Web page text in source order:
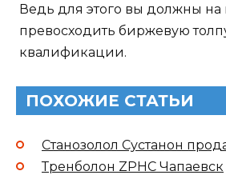
Ведь для этого вы должны на
превосходить биржевую
квалификации.
ПОХОЖИЕ СТАТЬИ
Станозолол Сустанон
Тренболон ZPHC Чапаевск